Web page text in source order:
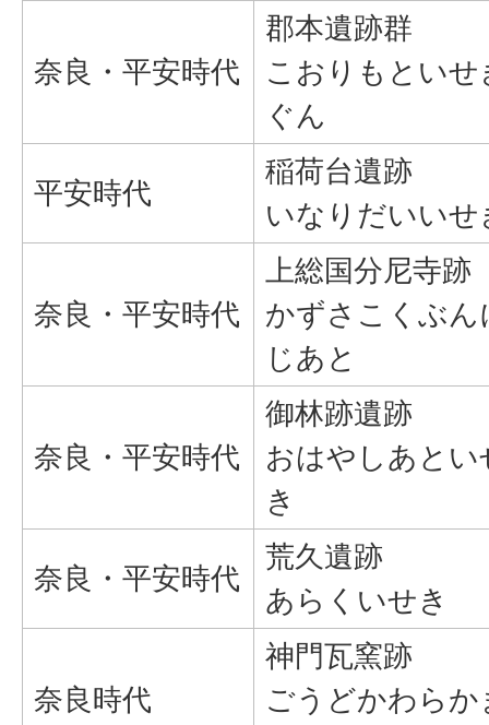
奈良・平安時代
郡本遺跡群
こおりもといせ
ぐん
平安時代
稲荷台遺跡
いなりだいいせ
奈良・平安時代
上総国分尼寺跡
かずさこくぶん
じあと
奈良・平安時代
御林跡遺跡
おはやしあとい
き
奈良・平安時代
荒久遺跡
あらくいせき
奈良時代
神門瓦窯跡
ごうどかわらか